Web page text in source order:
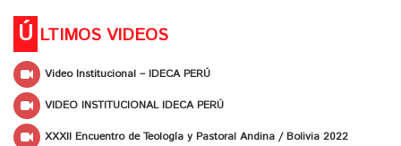
Ú LTIMOS VIDEOS
Video Institucional – IDECA PERÚ
VIDEO INSTITUCIONAL IDECA PERÚ
XXXII Encuentro de Teología y Pastoral Andina / Bolivia 2022